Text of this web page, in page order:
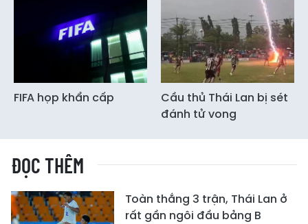
FIFA họp khẩn cấp
Cầu thủ Thái Lan bị sét
đánh tử vong
ĐỌC THÊM
Toàn thắng 3 trận, Thái Lan ở
rất gần ngôi đầu bảng B